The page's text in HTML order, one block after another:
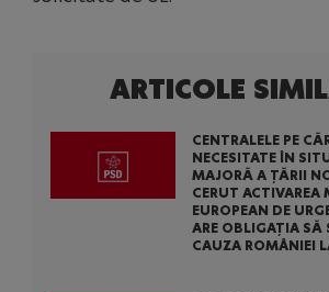
ARTICOLE
CENTRALELE PE
NECESITATE ÎN
MAJORĂ A ȚĂRII
CERUT ACTIVAREA
EUROPEAN DE
ARE OBLIGAȚIA SĂ
CAUZA ROMÂNIEI